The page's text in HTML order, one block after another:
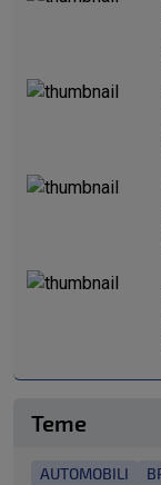
Teme
AUTOMOBILI